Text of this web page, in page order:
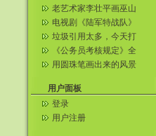
个人简介
老艺术家李壮平画巫山
神女 请23岁女儿李勤当
裸模(...
电视剧《陆军特战队》
故事梗概
垃圾引用太多，今天打
上了防御补丁（每小时
自动换KE...
《公务员考核规定》全
文
用圆珠笔画出来的风景
用户面板
登录
用户注册